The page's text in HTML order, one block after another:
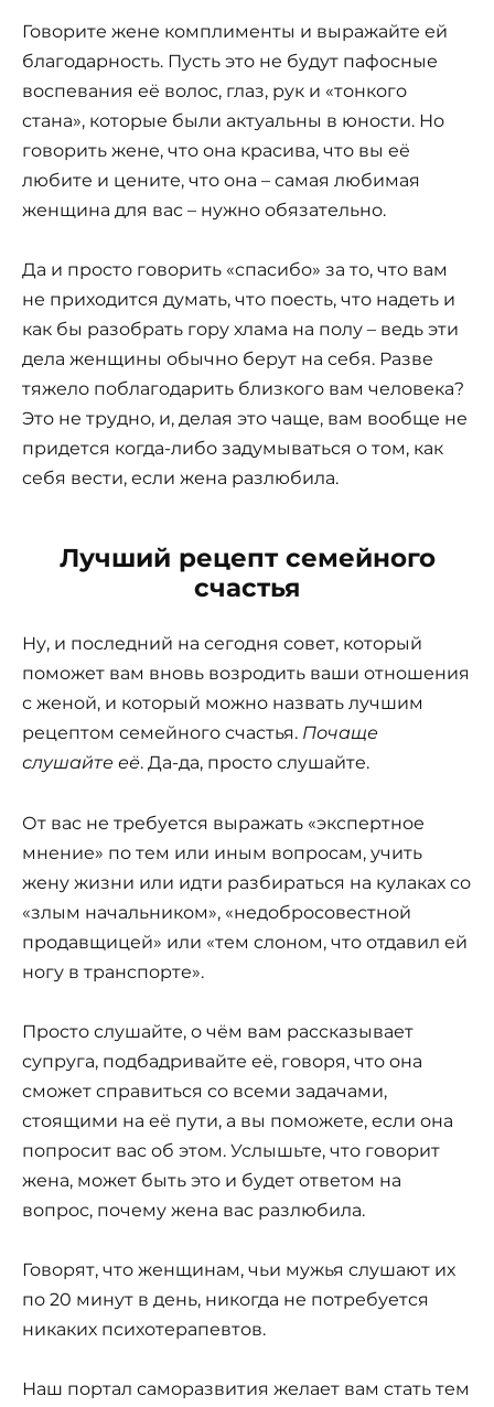
Говорите жене комплименты и выражайте ей
благодарность. Пусть это не будут пафосные
воспевания её волос, глаз, рук и «тонкого
стана», которые были актуальны в юности. Но
говорить жене, что она красива, что вы её
любите и цените, что она – самая любимая
женщина для вас – нужно обязательно.
Да и просто говорить «спасибо» за то, что вам
не приходится думать, что поесть, что надеть и
как бы разобрать гору хлама на полу – ведь эти
дела женщины обычно берут на себя. Разве
тяжело поблагодарить близкого вам человека?
Это не трудно, и, делая это чаще, вам вообще не
придется когда-либо задумываться о том, как
себя вести, если жена разлюбила.
Лучший рецепт семейного
счастья
Ну, и последний на сегодня совет, который
поможет вам вновь возродить ваши отношения
с женой, и который можно назвать лучшим
рецептом семейного счастья. Почаще
слушайте её. Да-да, просто слушайте.
От вас не требуется выражать «экспертное
мнение» по тем или иным вопросам, учить
жену жизни или идти разбираться на кулаках со
«злым начальником», «недобросовестной
продавщицей» или «тем слоном, что отдавил ей
ногу в транспорте».
Просто слушайте, о чём вам рассказывает
супруга, подбадривайте её, говоря, что она
сможет справиться со всеми задачами,
стоящими на её пути, а вы поможете, если она
попросит вас об этом. Услышьте, что говорит
жена, может быть это и будет ответом на
вопрос, почему жена вас разлюбила.
Говорят, что женщинам, чьи мужья слушают их
по 20 минут в день, никогда не потребуется
никаких психотерапевтов.
Наш портал саморазвития желает вам стать тем